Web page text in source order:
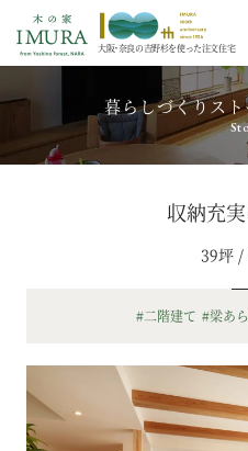
大阪・奈良の吉野杉を使った注文住宅
暮らしづくりス
収納充
39坪
#二階建て #梁あ